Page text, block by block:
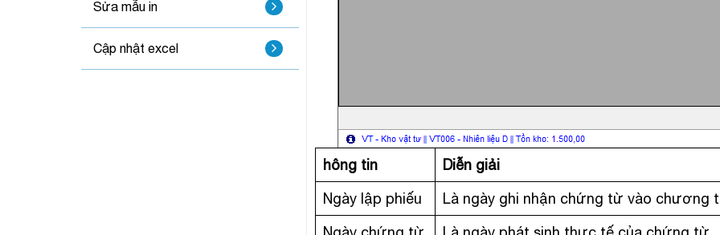
Sửa mẫu in
Cập nhật excel
hông tin
Diễn giải
Ngày lập phiếu
Là ngày ghi nhận chứng từ vào chương